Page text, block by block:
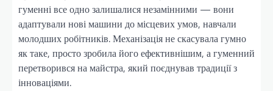
гуменні все одно залишалися незамінними — вони
адаптували нові машини до місцевих умов, навчали
молодших робітників. Механізація не скасувала гумно
як таке, просто зробила його ефективнішим, а гуменний
перетворився на майстра, який поєднував традиції з
інноваціями.